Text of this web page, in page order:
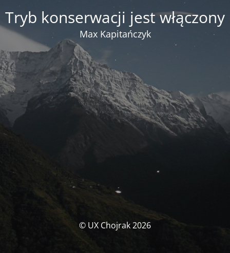
Tryb konserwacji jest włączony
Max Kapitańczyk
© UX Chojrak 2026